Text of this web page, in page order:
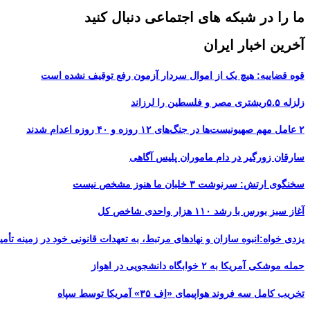
ما را در شبکه های اجتماعی دنبال کنید
آخرین اخبار ایران
قوه قضاییه: هیچ یک از اموال سردار آزمون رفع توقیف نشده است
زلزله ۵.۵ریشتری مصر و فلسطین را لرزاند
۲ عامل مهم صهیونیست‌ها در جنگ‌های ۱۲ روزه و ۴۰ روزه اعدام شدند
سارقان زورگیر در دام ماموران پلیس آگاهی
سخنگوی ارتش: سرنوشت ۳ خلبان ما هنوز مشخص نیست
آغاز سبز بورس با رشد ۱۱۰ هزار واحدی شاخص کل
یزدی خواه:انبوه سازان و نهادهای مرتبط، به تعهدات قانونی خود در زمینه
حمله موشکی آمریکا به ۲ خوابگاه دانشجویی در اهواز
تخریب کامل سه فروند هواپیمای «اِف ۳۵» آمریکا توسط سپاه